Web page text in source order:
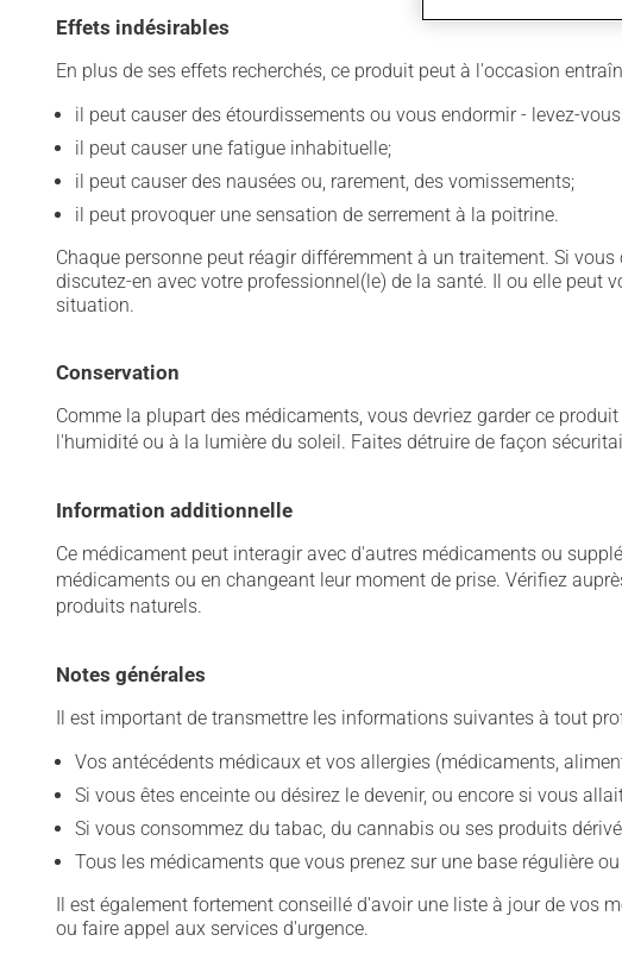
Effets indésirables
En plus de ses effets recherchés, ce produit peut à l'occasion
il peut causer des étourdissements ou vous endormir - levez-
il peut causer une fatigue inhabituelle;
il peut causer des nausées ou, rarement, des vomissements;
il peut provoquer une sensation de serrement à la poitrine.
Chaque personne peut réagir différemment à un traitement. Si
discutez-en avec votre professionnel(le) de la santé. Il ou elle peut
situation.
Conservation
Comme la plupart des médicaments, vous devriez garder ce
l'humidité ou à la lumière du soleil. Faites détruire de façon
Information additionnelle
Ce médicament peut interagir avec d'autres médicaments ou
médicaments ou en changeant leur moment de prise. Vérifiez
produits naturels.
Notes générales
Il est important de transmettre les informations suivantes à tout
Vos antécédents médicaux et vos allergies (médicaments,
Si vous êtes enceinte ou désirez le devenir, ou encore si vous
Si vous consommez du tabac, du cannabis ou ses produits
Tous les médicaments que vous prenez sur une base régulière
Il est également fortement conseillé d'avoir une liste à jour de vos
ou faire appel aux services d'urgence.